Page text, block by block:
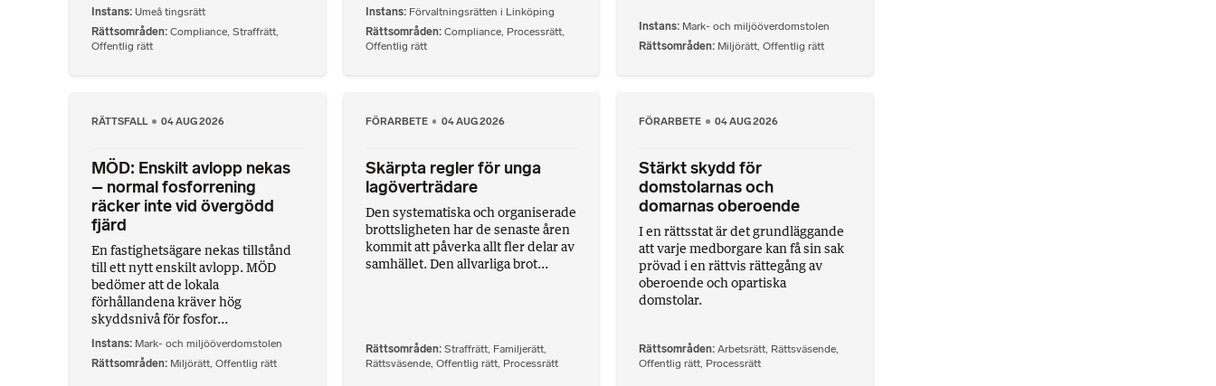
Instans Umeå tingsrätt
Rättsområden Compliance Straffrätt
Offentlig rätt
Instans Förvaltningsrätten i Linköping
Rättsområden Compliance, Processrätt,
Offentlig rätt
Instans Mark- och miljööverdomstolen
Rättsområden Miljörätt Offentlig rätt
RÄTTSFALL 04 AUG 2026
MÖD: Enskilt avlopp nekas
– normal fosforrening
räcker inte vid övergödd
fjärd
En fastighetsägare nekas tillstånd
till ett nytt enskilt avlopp. MÖD
bedömer att de lokala
förhållandena kräver hög
skyddsnivå för fosfor...
Instans Mark- och miljööverdomstolen
Rättsområden Miljörätt Offentlig rätt
FÖRARBETE 04 AUG 2026
Skärpta regler för unga
lagöverträdare
Den systematiska och organiserade
brottsligheten har de senaste åren
kommit att påverka allt fler delar av
samhället. Den allvarliga brot...
Rättsområden Straffrätt, Familjerätt,
Rättsväsende, Offentlig rätt, Processrätt
FÖRARBETE 04 AUG 2026
Stärkt skydd för
domstolarnas och
domarnas oberoende
I en rättsstat är det grundläggande
att varje medborgare kan få sin sak
prövad i en rättvis rättegång av
oberoende och opartiska
domstolar.
Rättsområden Arbetsrätt Rättsväsende
Offentlig rätt Processrätt